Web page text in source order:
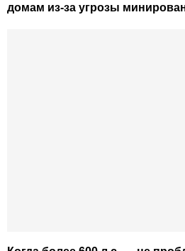
домам из-за угрозы